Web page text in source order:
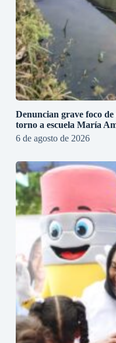
Denuncian grave foco
torno a escuela María
6 de agosto de 2026